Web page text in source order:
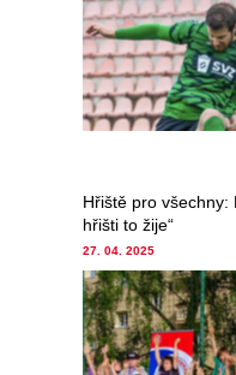
Hřiště pro všechny:
hřišti to žije“
27. 04. 2025